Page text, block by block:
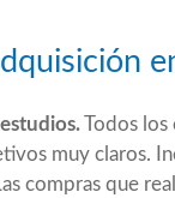
Todos los
muy claros.
compras que